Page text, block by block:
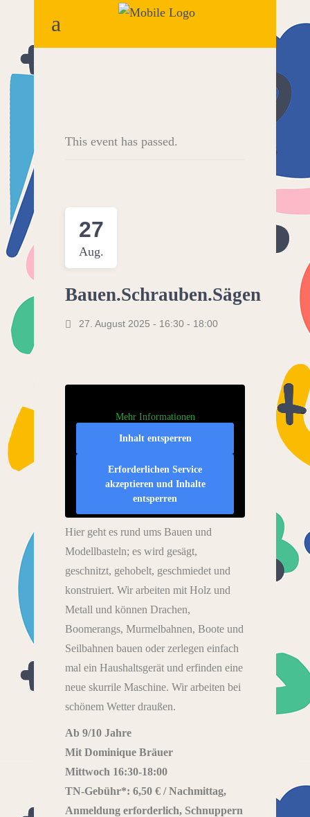
This event has passed.
27
Aug.
Bauen.Schrauben.Sägen
27. August 2025 - 16:30 - 18:00
Mehr Informationen
Inhalt entsperren
Erforderlichen Service
akzeptieren und Inhalte
entsperren
Hier geht es rund ums Bauen und
Modellbasteln; es wird gesägt,
geschnitzt, gehobelt, geschmiedet und
konstruiert. Wir arbeiten mit Holz und
Metall und können Drachen,
Boomerangs, Murmelbahnen, Boote und
Seilbahnen bauen oder zerlegen einfach
mal ein Haushaltsgerät und erfinden eine
neue skurrile Maschine. Wir arbeiten bei
schönem Wetter draußen.
Ab 9/10 Jahre
Mit Dominique Bräuer
Mittwoch 16:30-18:00
TN-Gebühr*: 6,50 € / Nachmittag,
Anmeldung erforderlich, Schnuppern